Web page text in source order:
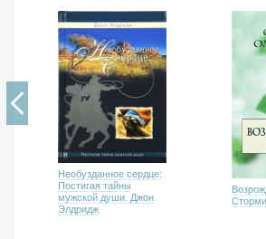
Необузданное сердце:
Постигая тайны
мужской души. Джон
Элдридж